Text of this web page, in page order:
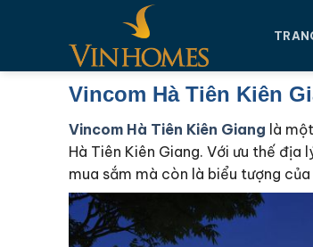
dung
Vincom Hà Tiên Kiên
Vincom Hà Tiên Kiên Giang là
Hà Tiên Kiên Giang. Với ưu thế
mua sắm mà còn là biểu tượng